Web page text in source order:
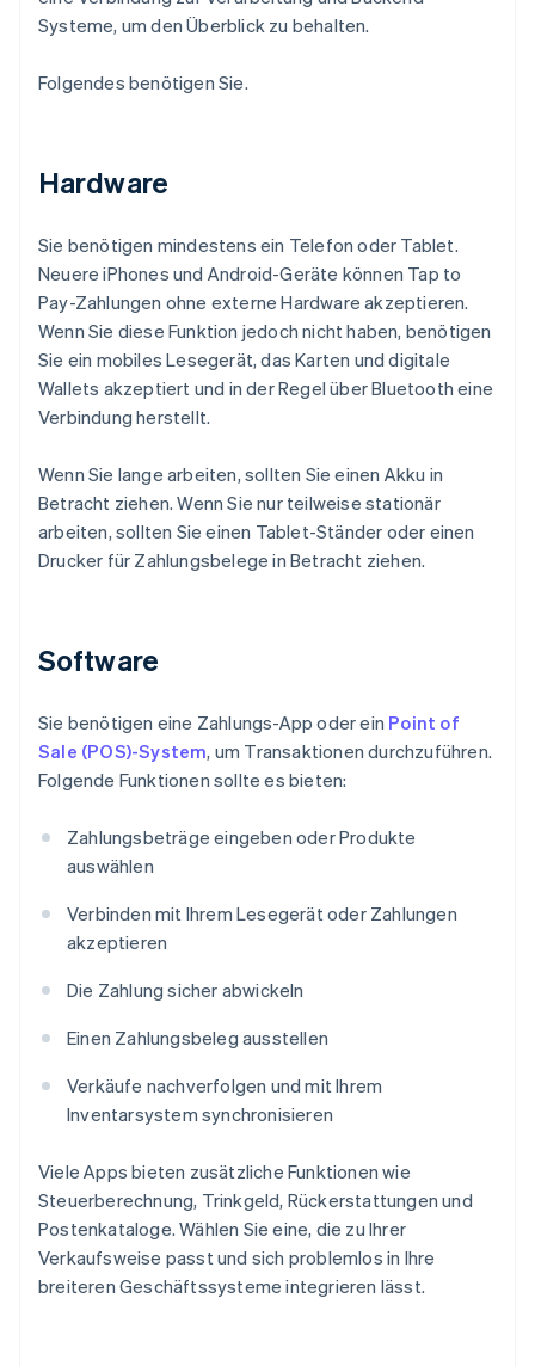
Systeme, um den Überblick zu behalten.
Folgendes benötigen Sie.
Hardware
Sie benötigen mindestens ein Telefon oder Tablet.
Neuere iPhones und Android-Geräte können Tap to
Pay-Zahlungen ohne externe Hardware akzeptieren.
Wenn Sie diese Funktion jedoch nicht haben, benötigen
Sie ein mobiles Lesegerät, das Karten und digitale
Wallets akzeptiert und in der Regel über Bluetooth eine
Verbindung herstellt.
Wenn Sie lange arbeiten, sollten Sie einen Akku in
Betracht ziehen. Wenn Sie nur teilweise stationär
arbeiten, sollten Sie einen Tablet-Ständer oder einen
Drucker für Zahlungsbelege in Betracht ziehen.
Software
Sie benötigen eine Zahlungs-App oder ein Point of
Sale (POS)-System, um Transaktionen durchzuführen.
Folgende Funktionen sollte es bieten:
Zahlungsbeträge eingeben oder Produkte
auswählen
Verbinden mit Ihrem Lesegerät oder Zahlungen
akzeptieren
Die Zahlung sicher abwickeln
Einen Zahlungsbeleg ausstellen
Verkäufe nachverfolgen und mit Ihrem
Inventarsystem synchronisieren
Viele Apps bieten zusätzliche Funktionen wie
Steuerberechnung, Trinkgeld, Rückerstattungen und
Postenkataloge. Wählen Sie eine, die zu Ihrer
Verkaufsweise passt und sich problemlos in Ihre
breiteren Geschäftssysteme integrieren lässt.